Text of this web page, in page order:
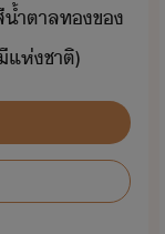
ำตาล​ท​ข​
แห่ชาติ​)